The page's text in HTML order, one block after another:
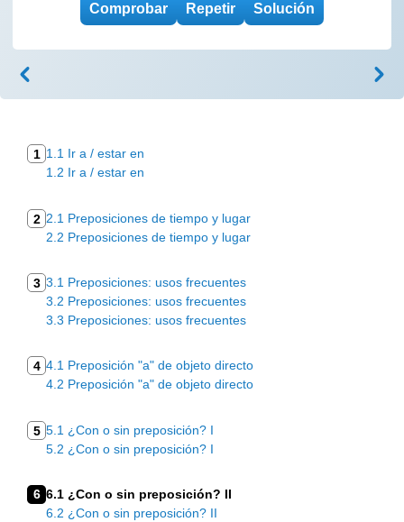
1 1.1 Ir a / estar en
1.2 Ir a / estar en
2 2.1 Preposiciones de tiempo y lugar
2.2 Preposiciones de tiempo y lugar
3 3.1 Preposiciones: usos frecuentes
3.2 Preposiciones: usos frecuentes
3.3 Preposiciones: usos frecuentes
4 4.1 Preposición "a" de objeto directo
4.2 Preposición "a" de objeto directo
5 5.1 ¿Con o sin preposición? I
5.2 ¿Con o sin preposición? I
6 6.1 ¿Con o sin preposición? II
6.2 ¿Con o sin preposición? II